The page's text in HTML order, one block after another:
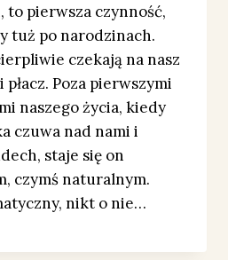
to pierwsza czynność,
tuż po narodzinach.
czekają na nasz
Poza pierwszymi
naszego życia, kiedy
czuwa nad nami i
staje się on
czymś naturalnym.
nikt o nie…